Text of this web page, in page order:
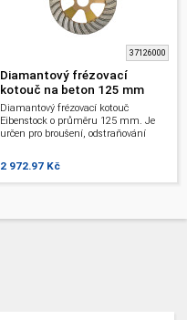
37126000
Diamantový frézovací
kotouč na beton 125 mm
ELS
Diamantový frézovací kotouč
Eibenstock o průměru 125 mm. Je
určen pro broušení, odstraňování
sanaci.
2 972.97 Kč